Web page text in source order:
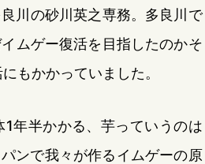
川の砂川英之専務。多良川で
ムゲー復活を目指したのかそ
もかかっていました。
年半かかる、芋っていうのは
ンで我々が作るイムゲーの原